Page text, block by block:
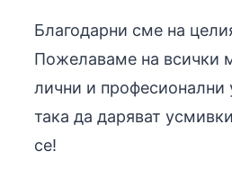
Благодарни сме на
Пожелаваме на всички
лични и професионални
така да даряват
се!